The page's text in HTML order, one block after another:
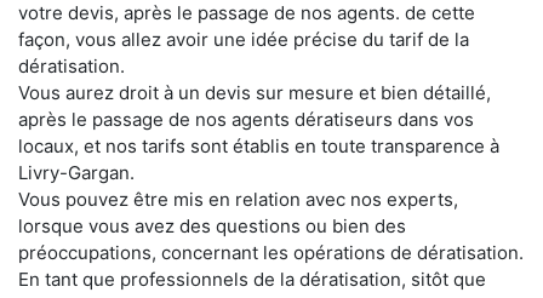
votre devis, après le passage de nos agents. de cette
façon, vous allez avoir une idée précise du tarif de la
dératisation.
Vous aurez droit à un devis sur mesure et bien détaillé,
après le passage de nos agents dératiseurs dans vos
locaux, et nos tarifs sont établis en toute transparence à
Livry-Gargan.
Vous pouvez être mis en relation avec nos experts,
lorsque vous avez des questions ou bien des
préoccupations, concernant les opérations de dératisation.
En tant que professionnels de la dératisation, sitôt que